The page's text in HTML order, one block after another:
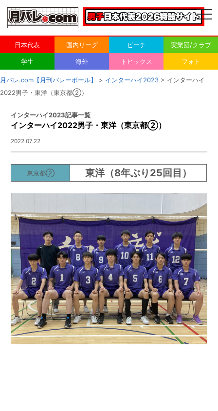
日本代表 国内リーグ ビーチ 実業団/クラブ
学生 海外 トピックス フォト
月バレ.com【月刊バレーボール】 > インターハイ2023 > インターハイ
2022男子・東洋（東京都②）
インターハイ2023記事一覧
インターハイ2022男子・東洋（東京都②）
2022.07.22
東京都② 東洋（8年ぶり25回目）